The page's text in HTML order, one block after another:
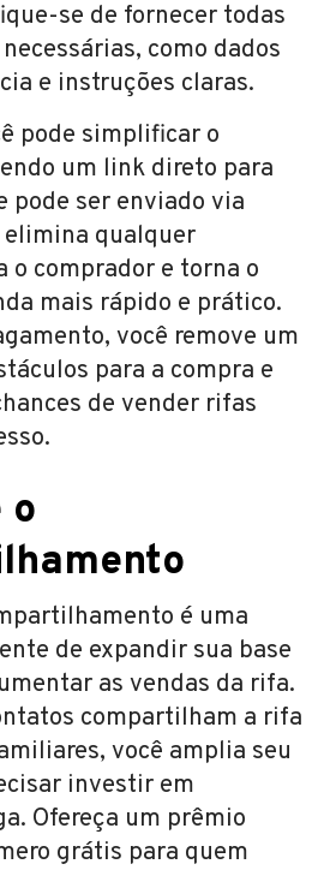
se de fornecer todas
como dados
e instruções claras.
pode simplificar o
um link direto para
pode ser enviado via
elimina qualquer
o comprador e torna o
mais rápido e prático.
você remove um
para a compra e
de vender rifas
o
é uma
de expandir sua base
as vendas da rifa.
compartilham a rifa
você amplia seu
investir em
Ofereça um prêmio
grátis para quem